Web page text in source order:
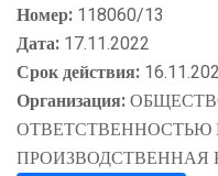
Номер: 118060/13
Дата: 17.11.2022
Срок действия:
Организация:
ОТВЕТСТВЕННОСТЬЮ